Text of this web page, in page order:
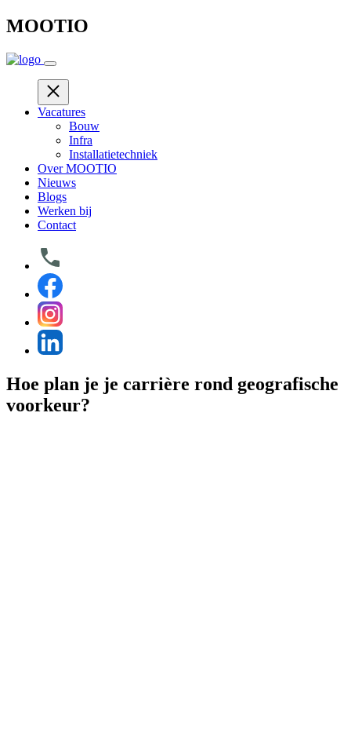
Skip
to
content
MOOTIO
Vacatures
Bouw
Infra
Installatietechniek
Over MOOTIO
Nieuws
Blogs
Werken bij
Contact
Hoe plan je je carrière rond geografische
voorkeur?